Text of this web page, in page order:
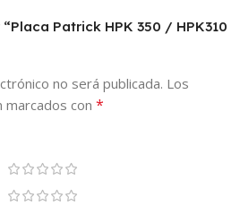
Patrick HPK 350 / HPK310
no será publicada. Los
con *